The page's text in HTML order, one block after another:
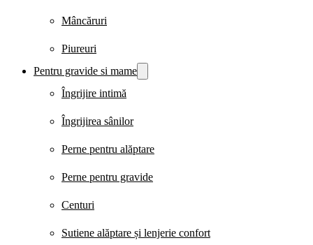
Mâncăruri
Piureuri
Pentru gravide si mame
Îngrijire intimă
Îngrijirea sânilor
Perne pentru alăptare
Perne pentru gravide
Centuri
Sutiene alăptare și lenjerie confort